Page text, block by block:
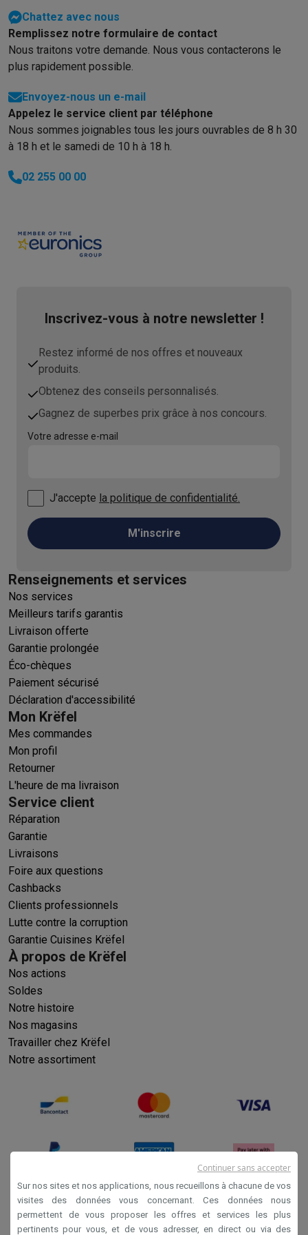
Info & actions
SoldesToutes les soldesSoldes gros électro
ActionsDeals du momentPromotionsCashbacksSoldes Black
Voici pourquoi choisir Krëfel
Modes de paiementGift cardÉcochèques
Service clientRéparation de votre appareilVérifiez votre heure
Gros électro & encastrableTrouvez votre machine à laver
Petit électroBeauté & santé Ménage
Télévision & Audio
Sport & Loisirs
Chattez avec nous
Remplissez notre formulaire de contact
Nous traitons votre demande. Nous vous contacterons le
plus rapidement possible.
Envoyez-nous un e-mail
Appelez le service client par téléphone
Nous sommes joignables tous les jours ouvrables de 8 h 30
à 18 h et le samedi de 10 h à 18 h.
02 255 00 00
Inscrivez-vous à notre newsletter !
Restez informé de nos offres et nouveaux
produits.
Obtenez des conseils personnalisés.
Gagnez de superbes prix grâce à nos concours.
Votre adresse e-mail
J'accepte la politique de confidentialité.
M'inscrire
Renseignements et services
Nos services
Meilleurs tarifs garantis
Livraison offerte
Garantie prolongée
Éco-chèques
Paiement sécurisé
Déclaration d'accessibilité
Mon Krëfel
Mes commandes
Mon profil
Retourner
L'heure de ma livraison
Service client
Réparation
Garantie
Livraisons
Foire aux questions
Cashbacks
Clients professionnels
Lutte contre la corruption
Garantie Cuisines Krëfel
À propos de Krëfel
Nos actions
Soldes
Notre histoire
Nos magasins
Travailler chez Krëfel
Notre assortiment
Conditions générales de vente
Sur nos sites et nos applications, nous recueillons à chacune de vos
visites des données vous concernant. Ces données nous
permettent de vous proposer les offres et services les plus
pertinents pour vous, et de vous adresser, en direct ou via des
Continuer sans accepter